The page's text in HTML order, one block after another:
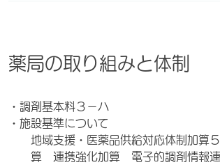
薬局の取り組みと体制
・調剤基本料３－ハ
・施設基準について
地域支援・医薬品供給対応体制加
算 連携強化加算 電子的調剤情報